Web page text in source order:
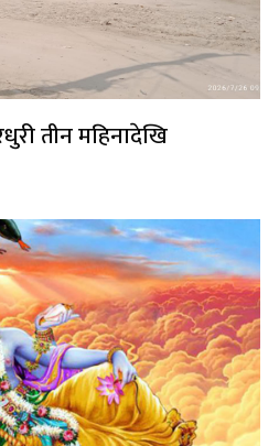
तीन महिनादेखि